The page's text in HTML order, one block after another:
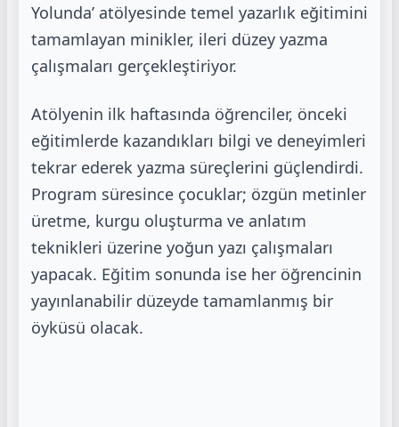
Yolunda’ atölyesinde temel yazarlık eğitimini
tamamlayan minikler, ileri düzey yazma
çalışmaları gerçekleştiriyor.
Atölyenin ilk haftasında öğrenciler, önceki
eğitimlerde kazandıkları bilgi ve deneyimleri
tekrar ederek yazma süreçlerini güçlendirdi.
Program süresince çocuklar; özgün metinler
üretme, kurgu oluşturma ve anlatım
teknikleri üzerine yoğun yazı çalışmaları
yapacak. Eğitim sonunda ise her öğrencinin
yayınlanabilir düzeyde tamamlanmış bir
öyküsü olacak.